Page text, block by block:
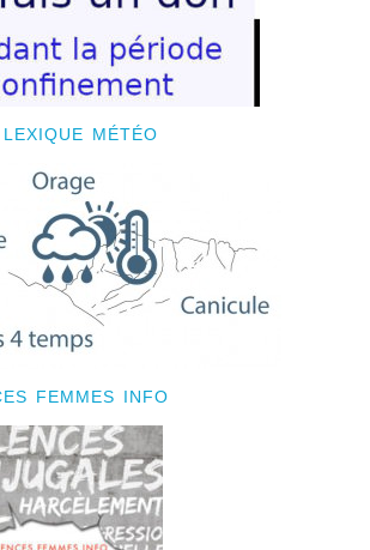
MÉTÉO
FEMMES INFO